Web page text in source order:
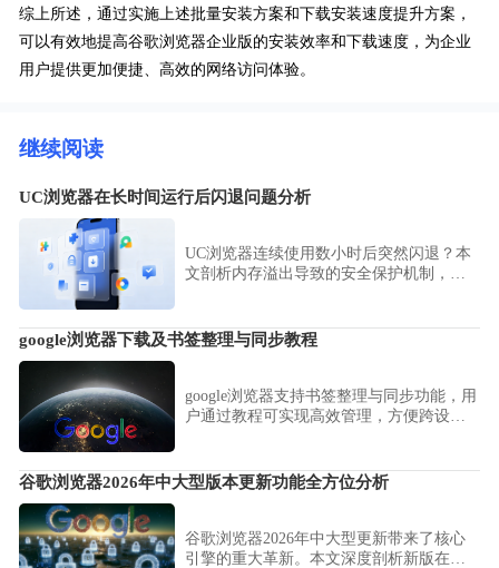
综上所述，通过实施上述批量安装方案和下载安装速度提升方案，
可以有效地提高谷歌浏览器企业版的安装效率和下载速度，为企业
用户提供更加便捷、高效的网络访问体验。
继续阅读
UC浏览器在长时间运行后闪退问题分析
UC浏览器连续使用数小时后突然闪退？本
文剖析内存溢出导致的安全保护机制，建
稳定性。
google浏览器下载及书签整理与同步教程
google浏览器支持书签整理与同步功能，用
户通过教程可实现高效管理，方便跨设备
谷歌浏览器2026年中大型版本更新功能全方位分析
谷歌浏览器2026年中大型更新带来了核心
引擎的重大革新。本文深度剖析新版在图